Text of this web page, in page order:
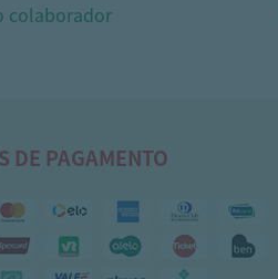
colaborador
DE PAGAMENTO